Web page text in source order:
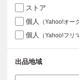
ストア
個人
（Yahoo!オー
個人 （Yahoo!フリ
出品地域